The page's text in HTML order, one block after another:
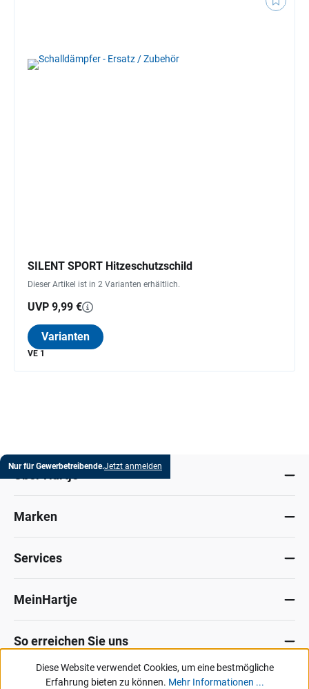
SILENT SPORT Hitzeschutzschild
Dieser Artikel ist in 2 Varianten erhältlich.
UVP 9,99 €
Varianten
VE 1
Nur für Gewerbetreibende.Jetzt anmelden
Marken
Services
MeinHartje
So erreichen Sie uns
Datenschutz ImpressumAllg. Verkaufsbedingungen
Diese Website verwendet Cookies, um eine bestmögliche
Erfahrung bieten zu können. Mehr Informationen ...